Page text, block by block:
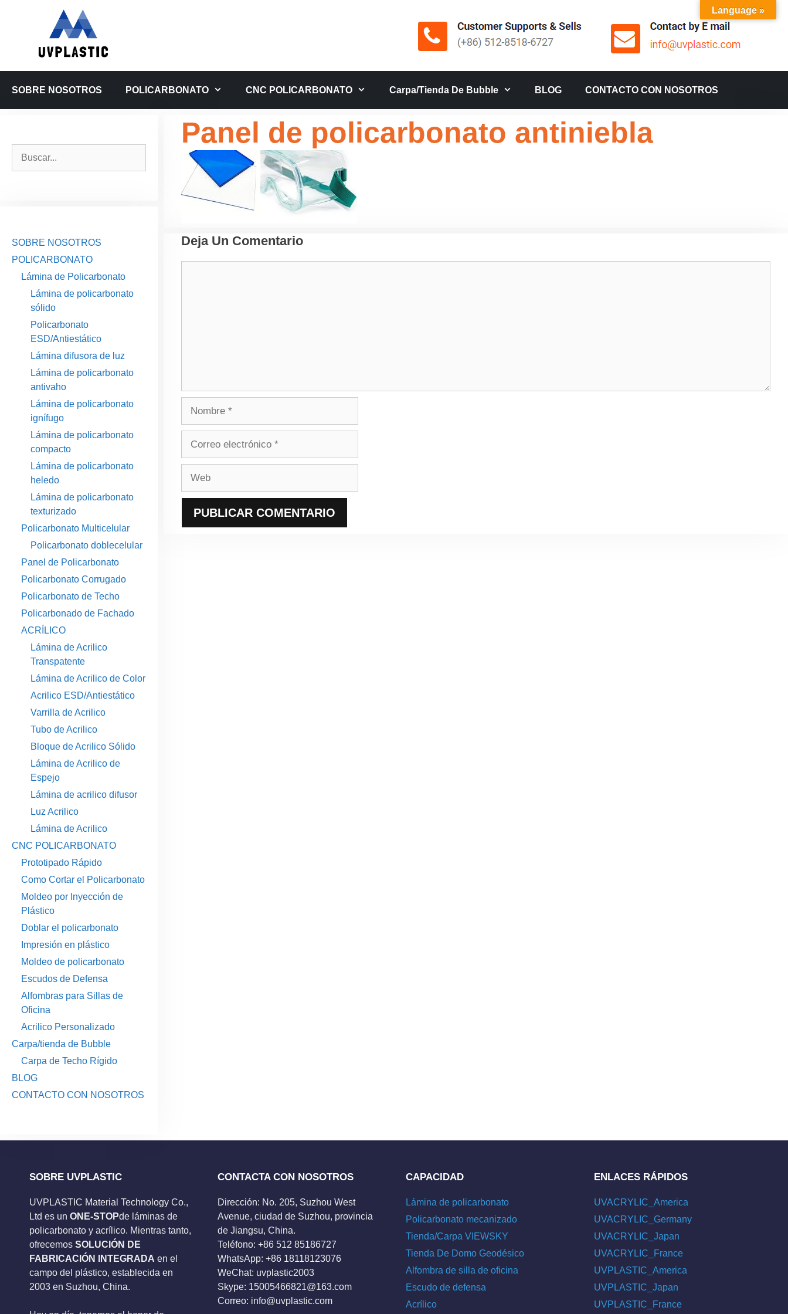
SOBRE NOSOTROS POLICARBONATO CNC POLICARBONATO Carpa/tienda De Bubble BLOG CONTACTO CON NOSOTROS
Panel de policarbonato antiniebla
Deja Un Comentario
SOBRE NOSOTROS
POLICARBONATO
Lámina de Policarbonato
Lámina de policarbonato
sólido
Policarbonato
ESD/Antiestático
Lámina difusora de luz
Lámina de policarbonato
antivaho
Lámina de policarbonato
ignífugo
Lámina de policarbonato
compacto
Lámina de policarbonato
heledo
Lámina de policarbonato
texturizado
Policarbonato Multicelular
Policarbonato doblecelular
Panel de Policarbonato
Policarbonato Corrugado
Policarbonato de Techo
Policarbonado de Fachado
ACRÍLICO
Lámina de Acrilico
Transpatente
Lámina de Acrilico de Color
Acrilico ESD/Antiestático
Varrilla de Acrilico
Tubo de Acrilico
Bloque de Acrilico Sólido
Lámina de Acrilico de
Espejo
Lámina de acrilico difusor
Luz Acrilico
Lámina de Acrilico
CNC POLICARBONATO
Prototipado Rápido
Como Cortar el Policarbonato
Moldeo por Inyección de
Plástico
Doblar el policarbonato
Impresión en plástico
Moldeo de policarbonato
Escudos de Defensa
Alfombras para Sillas de
Oficina
Acrilico Personalizado
Carpa/tienda de Bubble
Carpa de Techo Rígido
BLOG
CONTACTO CON NOSOTROS
SOBRE UVPLASTIC
UVPLASTIC Material Technology Co.,
Ltd es un ONE-STOPde láminas de
policarbonato y acrílico. Mientras tanto,
ofrecemos SOLUCIÓN DE
FABRICACIÓN INTEGRADA en el
campo del plástico, establecida en
2003 en Suzhou, China.
CONTACTA CON NOSOTROS
Dirección: No. 205, Suzhou West
Avenue, ciudad de Suzhou, provincia
de Jiangsu, China.
Teléfono: +86 512 85186727
WhatsApp: +86 18118123076
WeChat: uvplastic2003
Skype: 15005466821@163.com
Correo: info@uvplastic.com
CAPACIDAD
Lámina de policarbonato
Policarbonato mecanizado
Tienda/Carpa VIEWSKY
Tienda De Domo Geodésico
Alfombra de silla de oficina
Escudo de defensa
Acrílico
ENLACES RÁPIDOS
UVACRYLIC_America
UVACRYLIC_Germany
UVACRYLIC_Japan
UVACRYLIC_France
UVPLASTIC_America
UVPLASTIC_Japan
UVPLASTIC_France
Language »